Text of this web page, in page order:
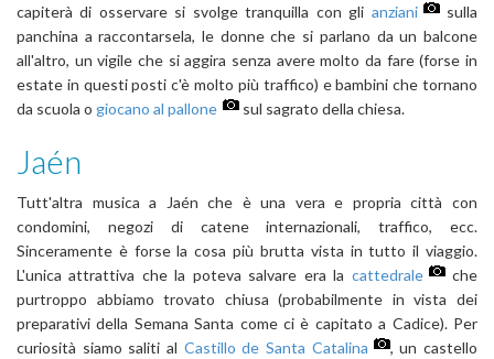
capiterà di osservare si svolge tranquilla con gli anziani
sulla
panchina a raccontarsela, le donne che si parlano da un balcone
all'altro, un vigile che si aggira senza avere molto da fare (forse in
estate in questi posti c'è molto più traffico) e bambini che tornano
da scuola o giocano al pallone sul sagrato della chiesa.
Jaén
Tutt'altra musica a Jaén che è una vera e propria città con
condomini, negozi di catene internazionali, traffico, ecc.
Sinceramente è forse la cosa più brutta vista in tutto il viaggio.
L'unica attrattiva che la poteva salvare era la cattedrale
che
purtroppo abbiamo trovato chiusa (probabilmente in vista dei
preparativi della Semana Santa come ci è capitato a Cadice). Per
curiosità siamo saliti al Castillo de Santa Catalina
, un castello